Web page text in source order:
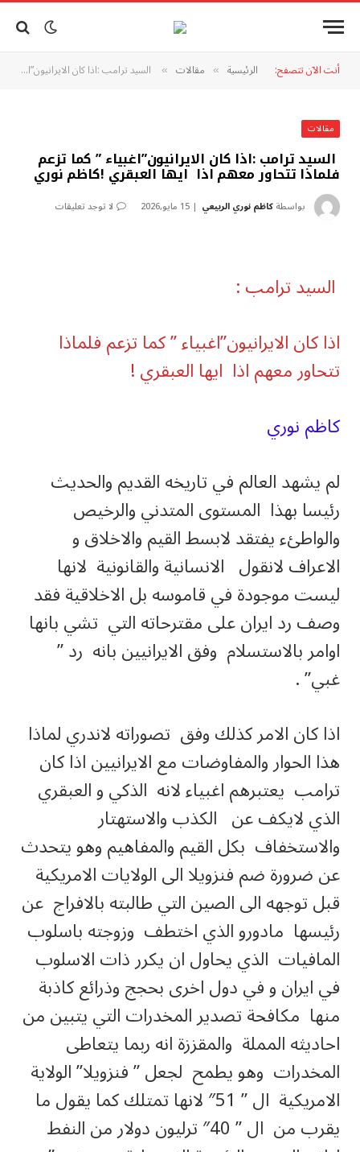
أنت الآن تتصفح: الرئيسية » مقالات » السيد ترامب :اذا كان الايرانيون”اغبياء ” كما تزعم فلماذا تتحاور معهم اذا ايها العبقري !كاظم نوري
مقالات
السيد ترامب :اذا كان الايرانيون”اغبياء ” كما تزعم
فلماذا تتحاور معهم اذا ايها العبقري !كاظم نوري
بواسطةكاظم نوري الربيعي 15 مايو,2026 لا توجد تعليقات
السيد ترامب :
اذا كان الايرانيون”اغبياء ” كما تزعم فلماذا
تتحاور معهم اذا ايها العبقري !
كاظم نوري
لم يشهد العالم في تاريخه القديم والحديث
رئيسا بهذا المستوى المتدني والرخيص
والواطئء يفتقد لابسط القيم والاخلاق و
الاعراف لانقول الانسانية والقانونية لانها
ليست موجودة في قاموسه بل الاخلاقية فقد
وصف رد ايران على مقترحاته التي تشي بانها
اوامر بالاستسلام وفق الايرانيين بانه رد ”
غبي” .
اذا كان الامر كذلك وفق تصوراته لاندري لماذا
هذا الحوار والمفاوضات مع الايرانيين اذا كان
ترامب يعتبرهم اغبياء لانه الذكي و العبقري
الذي لايكف عن الكذب والاستهتار
والاستخفاف بكل القيم والمفاهيم وهو يتحدث
عن ضرورة ضم فنزويلا الى الولايات الامريكية
قبل توجهه الى الصين التي طالبته بالافراج عن
رئيسها مادورو الذي اختطف وزوجته باسلوب
المافيات الذي يحاول ان يكرر ذات الاسلوب
في ايران و في دول اخرى بحجج وذرائع كاذبة
منها مكافحة تصدير المخدرات التي يتبين من
احاديثه المملة والمقززة انه ربما يتعاطى
المخدرات وهو يطمح لجعل ” فنزويلا” الولاية
الامريكية ال ” 51″ لانها تمتلك كما يقول ما
يقرب من ال ” 40″ ترليون دولار من النفط